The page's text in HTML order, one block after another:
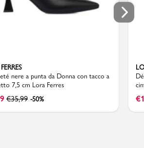
nere a punta da Donna con tacco a
7,5 cm Lora Ferres
€35,99 -50% €